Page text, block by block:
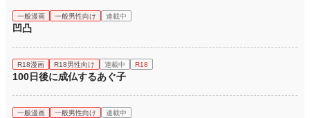
一般漫画 一般男性向け 連載中
凹凸
R18漫画 R18男性向け 連載中 R18
100日後に成仏するあぐ子
一般漫画 一般男性向け 連載中